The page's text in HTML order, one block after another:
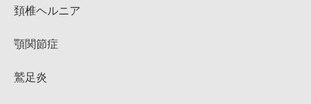
頚椎ヘルニア
顎関節症
鷲足炎